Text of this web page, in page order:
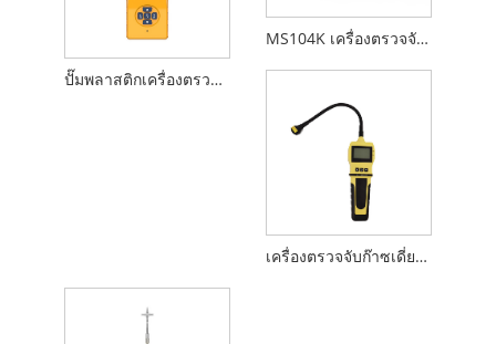
ปั๊มพลาสติกเครื่องตรวจจับก๊าซเดี่ยว
MS104K เครื่องตรวจจับก๊าซแบบพกพา 4-in-1
เครื่องตรวจจับก๊าซเดี่ยวมือถือ